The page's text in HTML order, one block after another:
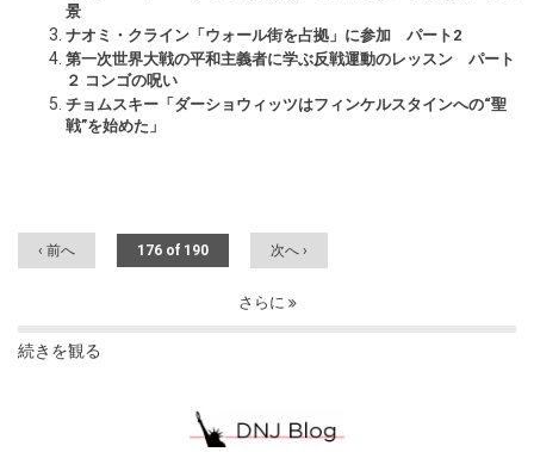
景
ナオミ・クライン「ウォール街を占拠」に参加 パート2
第一次世界大戦の平和主義者に学ぶ反戦運動のレッスン パート
２ コンゴの呪い
チョムスキー「ダーショウィッツはフィンケルスタインへの“聖
戦”を始めた」
‹ 前へ 176 of 190 次へ ›
さらに
続きを観る